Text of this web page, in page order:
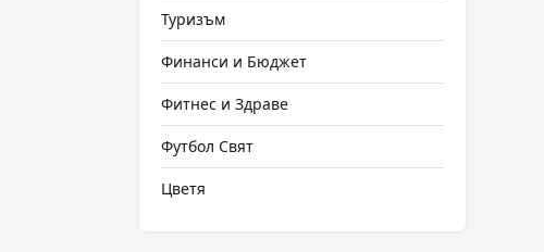
Туризъм
Финанси и Бюджет
Фитнес и Здраве
Футбол Свят
Цветя